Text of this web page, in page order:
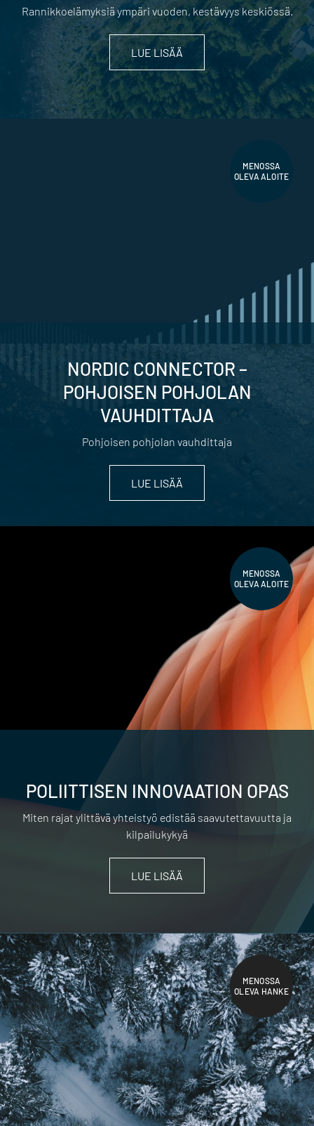
Rannikkoelämyksiä ympäri vuoden, kestävyys keskiössä.
LUE LISÄÄ
MENOSSA
OLEVA ALOITE
NORDIC CONNECTOR –
POHJOISEN POHJOLAN
VAUHDITTAJA
Pohjoisen pohjolan vauhdittaja
LUE LISÄÄ
MENOSSA
OLEVA ALOITE
POLIITTISEN INNOVAATION OPAS
Miten rajat ylittävä yhteistyö edistää saavutettavuutta ja
kilpailukykyä
LUE LISÄÄ
MENOSSA
OLEVA HANKE